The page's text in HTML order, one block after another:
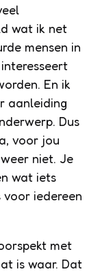
wat ik net
mensen in
En ik
aanleiding
Dus
voor jou
niet. Je
wat iets
iedereen
met
is waar. Dat